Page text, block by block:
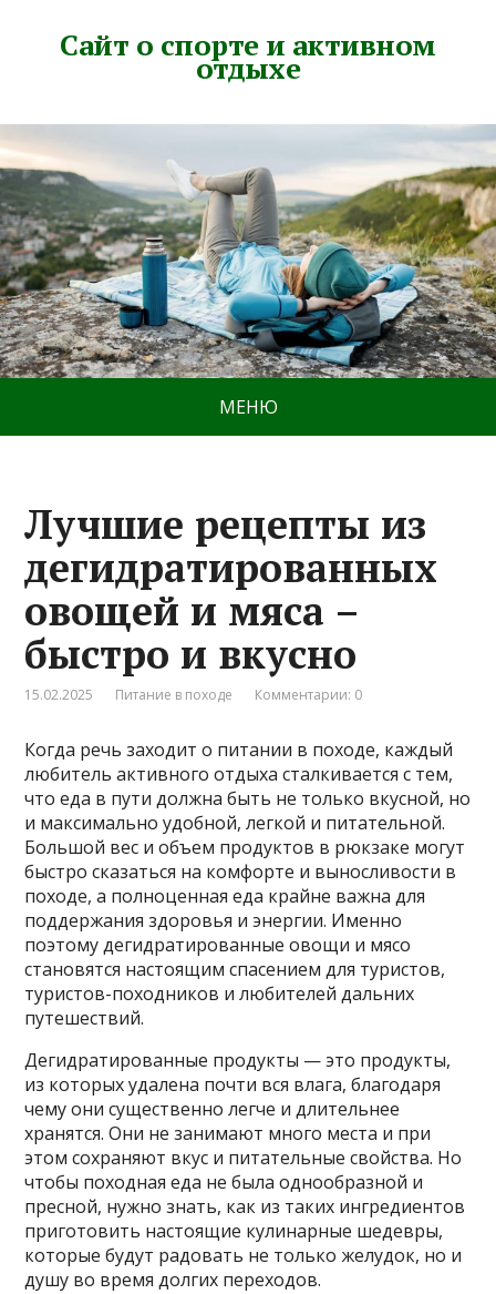
Сайт о спорте и активном
отдыхе
МЕНЮ
Лучшие рецепты из
дегидратированных
овощей и мяса –
быстро и вкусно
15.02.2025 Питание в походе Комментарии: 0
Когда речь заходит о питании в походе, каждый
любитель активного отдыха сталкивается с тем,
что еда в пути должна быть не только вкусной, но
и максимально удобной, легкой и питательной.
Большой вес и объем продуктов в рюкзаке могут
быстро сказаться на комфорте и выносливости в
походе, а полноценная еда крайне важна для
поддержания здоровья и энергии. Именно
поэтому дегидратированные овощи и мясо
становятся настоящим спасением для туристов,
туристов-походников и любителей дальних
путешествий.
Дегидратированные продукты — это продукты,
из которых удалена почти вся влага, благодаря
чему они существенно легче и длительнее
хранятся. Они не занимают много места и при
этом сохраняют вкус и питательные свойства. Но
чтобы походная еда не была однообразной и
пресной, нужно знать, как из таких ингредиентов
приготовить настоящие кулинарные шедевры,
которые будут радовать не только желудок, но и
душу во время долгих переходов.